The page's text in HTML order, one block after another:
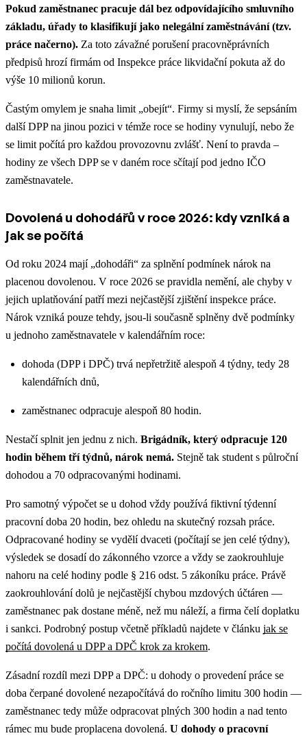
Pokud zaměstnanec pracuje dál bez odpovídajícího smluvního
základu, úřady to klasifikují jako nelegální zaměstnávání (tzv.
práce načerno). Za toto závažné porušení pracovněprávních
předpisů hrozí firmám od Inspekce práce likvidační pokuta až do
výše 10 milionů korun.
Častým omylem je snaha limit „obejít“. Firmy si myslí, že sepsáním
další DPP na jinou pozici v témže roce se hodiny vynulují, nebo že
se limit počítá pro každou provozovnu zvlášť. Není to pravda –
hodiny ze všech DPP se v daném roce sčítají pod jedno IČO
zaměstnavatele.
Dovolená u dohodářů v roce 2026: kdy vzniká a
jak se počítá
Od roku 2024 mají „dohodáři“ za splnění podmínek nárok na
placenou dovolenou. V roce 2026 se pravidla nemění, ale chyby v
jejich uplatňování patří mezi nejčastější zjištění inspekce práce.
Nárok vzniká pouze tehdy, jsou-li současně splněny dvě podmínky
u jednoho zaměstnavatele v kalendářním roce:
dohoda (DPP i DPČ) trvá nepřetržitě alespoň 4 týdny, tedy 28
kalendářních dnů,
zaměstnanec odpracuje alespoň 80 hodin.
Nestačí splnit jen jednu z nich. Brigádník, který odpracuje 120
hodin během tří týdnů, nárok nemá. Stejně tak student s půlroční
dohodou a 70 odpracovanými hodinami.
Pro samotný výpočet se u dohod vždy používá fiktivní týdenní
pracovní doba 20 hodin, bez ohledu na skutečný rozsah práce.
Odpracované hodiny se vydělí dvaceti (počítají se jen celé týdny),
výsledek se dosadí do zákonného vzorce a vždy se zaokrouhluje
nahoru na celé hodiny podle § 216 odst. 5 zákoníku práce. Právě
zaokrouhlování dolů je nejčastější chybou mzdových účtáren —
zaměstnanec pak dostane méně, než mu náleží, a firma čelí doplatku
i sankci. Podrobný postup včetně příkladů najdete v článku jak se
počítá dovolená u DPP a DPČ krok za krokem.
Zásadní rozdíl mezi DPP a DPČ: u dohody o provedení práce se
doba čerpané dovolené nezapočítává do ročního limitu 300 hodin —
zaměstnanec tedy může odpracovat plných 300 hodin a nad tento
rámec mu bude proplacena dovolená. U dohody o pracovní